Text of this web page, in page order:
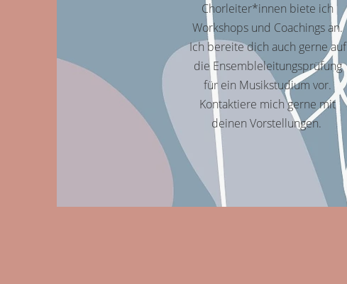
Chorleiter*innen biete ich
Workshops und Coachings an.
Ich bereite dich auch gerne auf
die Ensembleleitungsprüfung
für ein Musikstudium vor.
Kontaktiere mich gerne mit
deinen Vorstellungen.